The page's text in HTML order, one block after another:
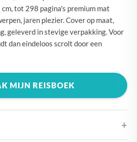
tot 298 pagina's premium mat
jaren plezier. Cover op maat,
geleverd in stevige verpakking. Voor
dan eindeloos scrolt door een
MIJN REISBOEK